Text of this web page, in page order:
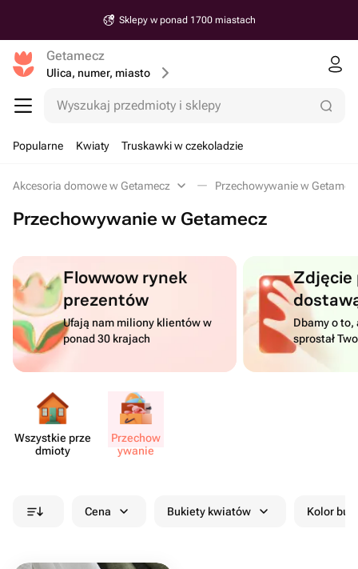
Sklepy w ponad 1700 miastach
Getamecz
Ulica, numer, miasto
Wyszukaj przedmioty i sklepy
Popularne Kwiaty Truskawki w czekoladzie
Akcesoria domowe w Getamecz Przechowywanie w
Przechowywanie w Getamecz
Flowwow rynek
prezentów
Ufają nam miliony klientów w
ponad 30 krajach
Dbamy o to,
sprostał
Wszystkie prze​
dmioty
Przechow​
ywanie
Cena Bukiety kwiatów Kolor